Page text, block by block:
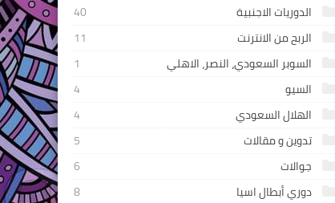
الدوريات الاجنبية
40
الربح من الانترنت
11
السوبر السعودي، النصر، الاهلي
1
السيو
4
الهلال السعودي
4
تدوين و مقالات
5
جوالات
6
دوري أبطال اسيا
8